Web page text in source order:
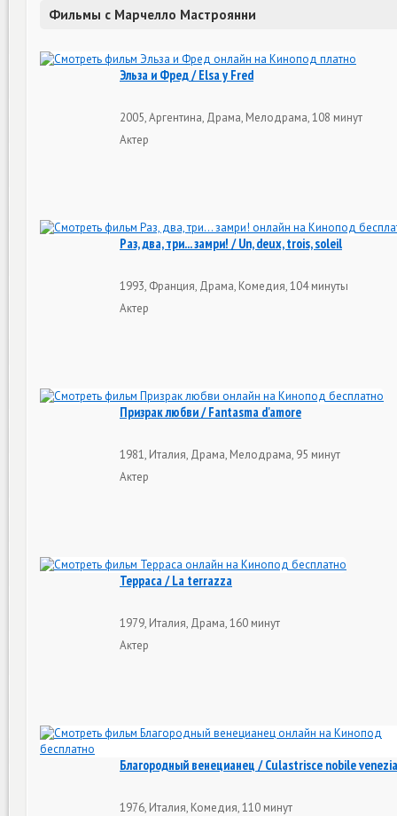
Фильмы с Марчелло Мастроянни
Эльза и Фред / Elsa y Fred
2005, Аргентина, Драма, Мелодрама, 108 минут
Актер
Раз, два, три... замри! / Un, deux, trois, soleil
1993, Франция, Драма, Комедия, 104 минуты
Актер
Призрак любви / Fantasma d'amore
1981, Италия, Драма, Мелодрама, 95 минут
Актер
Терраса / La terrazza
1979, Италия, Драма, 160 минут
Актер
Благородный венецианец / Culastrisce nobile
1976, Италия, Комедия, 110 минут